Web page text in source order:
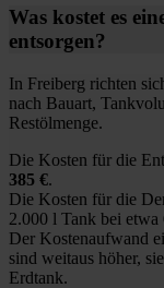
Was kostet es
entsorgen?
In Freiberg richten
nach Bauart,
Restölmenge.
Die Kosten für die
385 €.
Die Kosten für die
2.000 l Tank bei etwa
Der Kostenaufwand
sind weitaus höher,
Erdtank.